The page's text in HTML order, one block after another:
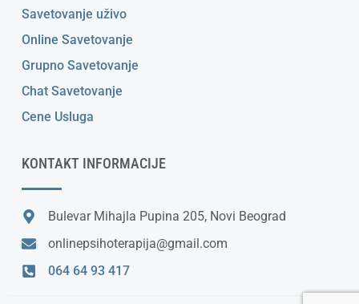
Savetovanje uživo
Online Savetovanje
Grupno Savetovanje
Chat Savetovanje
Cene Usluga
KONTAKT INFORMACIJE
Bulevar Mihajla Pupina 205, Novi Beograd
onlinepsihoterapija@gmail.com
064 64 93 417